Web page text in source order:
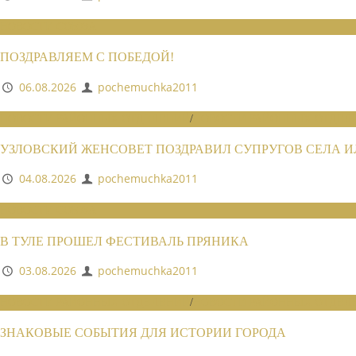
ПОЗДРАВЛЯЕМ С ПОБЕДОЙ!
06.08.2026
pochemuchka2011
/
УЗЛОВСКИЙ ЖЕНСОВЕТ ПОЗДРАВИЛ СУПРУГОВ СЕЛА
04.08.2026
pochemuchka2011
В ТУЛЕ ПРОШЕЛ ФЕСТИВАЛЬ ПРЯНИКА
03.08.2026
pochemuchka2011
/
ЗНАКОВЫЕ СОБЫТИЯ ДЛЯ ИСТОРИИ ГОРОДА